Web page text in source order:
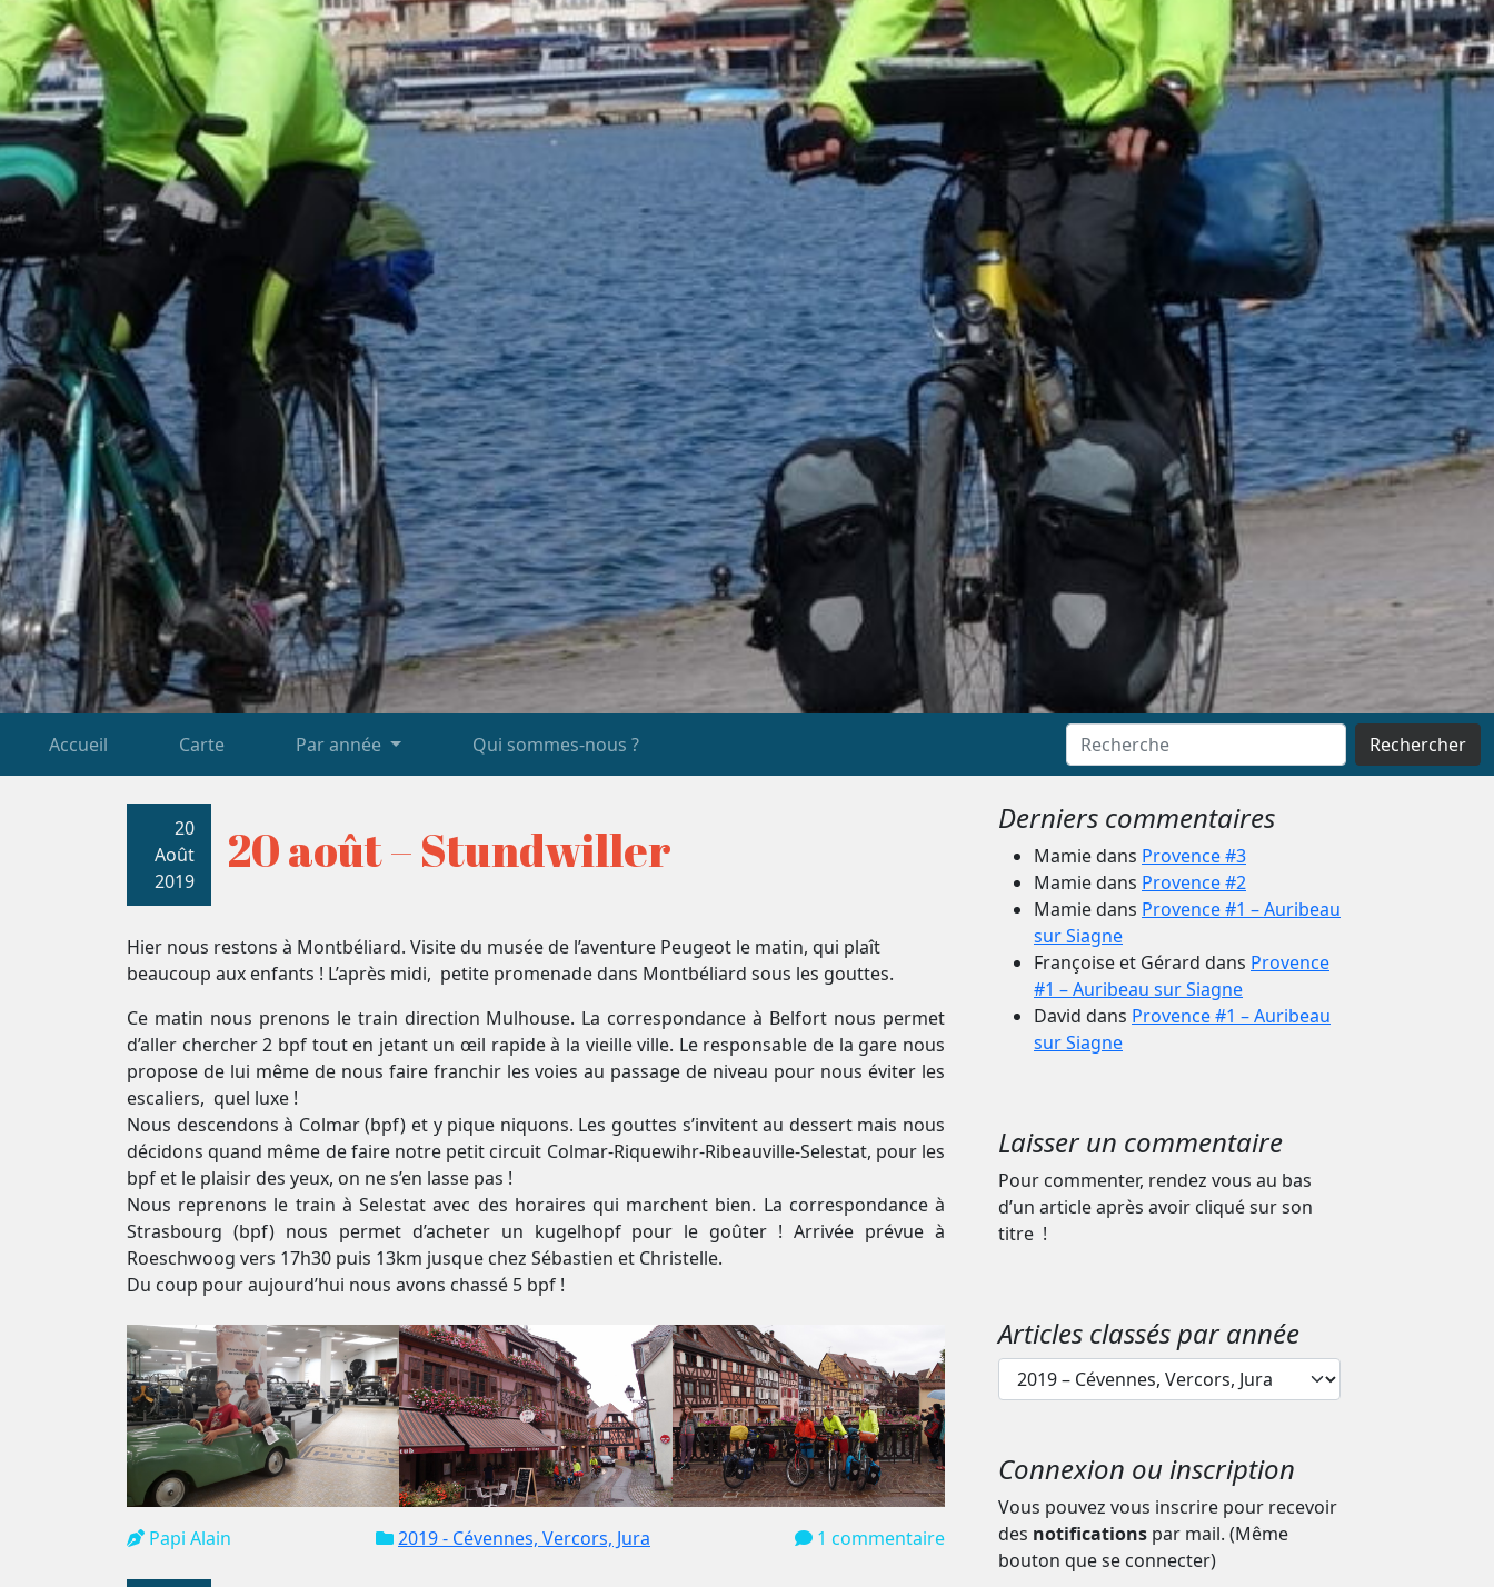
Accueil Carte Par année Qui sommes-nous ? Rechercher
20
Août
2019
20 août – Stundwiller
Hier nous restons à Montbéliard. Visite du musée de l’aventure Peugeot le matin, qui plaît
beaucoup aux enfants ! L’après midi, petite promenade dans Montbéliard sous les gouttes.
Ce matin nous prenons le train direction Mulhouse. La correspondance à Belfort nous permet
d’aller chercher 2 bpf tout en jetant un œil rapide à la vieille ville. Le responsable de la gare nous
propose de lui même de nous faire franchir les voies au passage de niveau pour nous éviter les
escaliers, quel luxe !
Nous descendons à Colmar (bpf) et y pique niquons. Les gouttes s’invitent au dessert mais nous
décidons quand même de faire notre petit circuit Colmar-Riquewihr-Ribeauville-Selestat, pour les
bpf et le plaisir des yeux, on ne s’en lasse pas !
Nous reprenons le train à Selestat avec des horaires qui marchent bien. La correspondance à
Strasbourg (bpf) nous permet d’acheter un kugelhopf pour le goûter ! Arrivée prévue à
Roeschwoog vers 17h30 puis 13km jusque chez Sébastien et Christelle.
Du coup pour aujourd’hui nous avons chassé 5 bpf !
Papi Alain 2019 - Cévennes, Vercors, Jura 1 commentaire
Derniers commentaires
Mamiedans Provence #3
Mamiedans Provence #2
Mamiedans Provence #1 – Auribeau
sur Siagne
Françoise et Gérard dans Provence
#1 – Auribeau sur Siagne
David dans Provence #1 – Auribeau
sur Siagne
Laisser un commentaire
Pour commenter, rendez vous au bas
d’un article après avoir cliqué sur son
titre !
Articles classés par année
Articles
classés
Connexion ou inscription
Vous pouvez vous inscrire pour recevoir
des notifications par mail. (Même
bouton que se connecter)